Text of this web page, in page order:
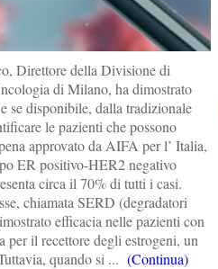
Direttore della Divisione di
di Milano, ha dimostrato
se disponibile, dalla tradizionale
le pazienti che possono
approvato da AIFA per l’ Italia,
ER positivo-HER2 negativo
circa il 70% di tutti i casi.
chiamata SERD (degradatori
efficacia nelle pazienti con
per il recettore degli estrogeni, un
quando si ... (Continua)